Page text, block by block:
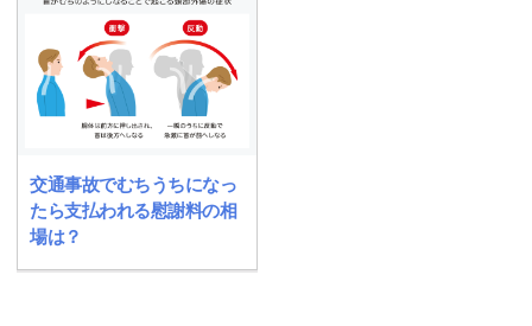
交通事故でむちうちになっ
たら支払われる慰謝料の相
場は？